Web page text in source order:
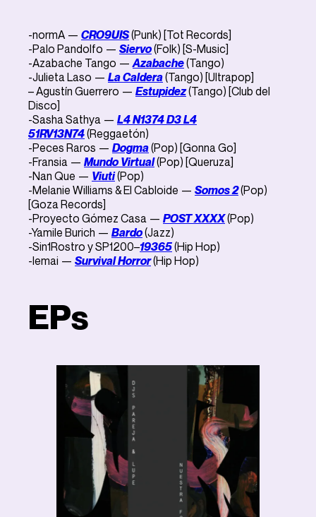
-normA — CRO9UIS(Punk) [Tot Records]
-Palo Pandolfo — Siervo(Folk) [S-Music]
-Azabache Tango — Azabache(Tango)
-Julieta Laso — La Caldera(Tango) [Ultrapop]
– Agustín Guerrero — Estupidez(Tango) [Club del
Disco]
-Sasha Sathya — L4 N1374 D3 L4
51RV13N74(Reggaetón)
-Peces Raros — Dogma(Pop) [Gonna Go]
-Fransia — Mundo Virtual(Pop) [Queruza]
-Nan Que — Viuti(Pop)
-Melanie Williams & El Cabloide — Somos 2(Pop)
[Goza Records]
-Proyecto Gómez Casa — POST XXXX(Pop)
-Yamile Burich — Bardo(Jazz)
-Sin1Rostro y SP1200–19365(Hip Hop)
-Iemai — Survival Horror(Hip Hop)
EPs